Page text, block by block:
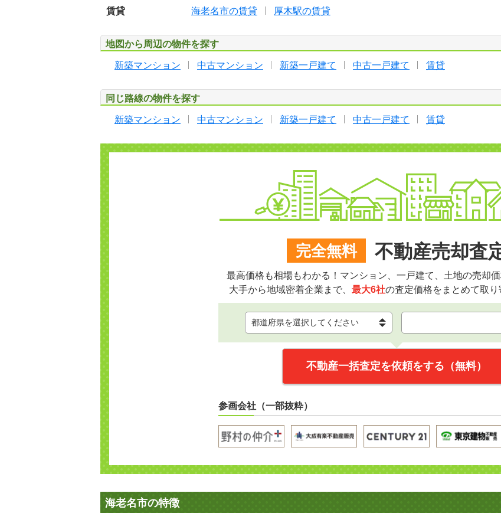
賃貸
海老名市の賃貸 厚木駅の賃貸
地図から周辺の物件を探す
新築マンション 中古マンション 新築一戸建て 中古一戸建て 賃貸
同じ路線の物件を探す
新築マンション 中古マンション 新築一戸建て 中古一戸建て 賃貸
完全無料 不動産売却査
最高価格も相場もわかる！マンション、一戸建て、土地の売却価
大手から地域密着企業まで、 最大6社の査定価格をまとめて取り
不動産一括査定を依頼をする（無料）
参画会社（一部抜粋）
海老名市の特徴